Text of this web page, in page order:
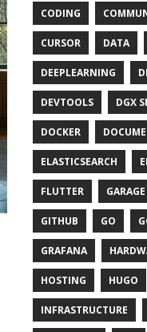
CODING
CURSOR DATA
DEEPLEARNING
DEVTOOLS DGX
DOCKER
ELASTICSEARCH
FLUTTER GARAGE
GITHUB GO
GRAFANA
HOSTING HUGO
INFRASTRUCTURE